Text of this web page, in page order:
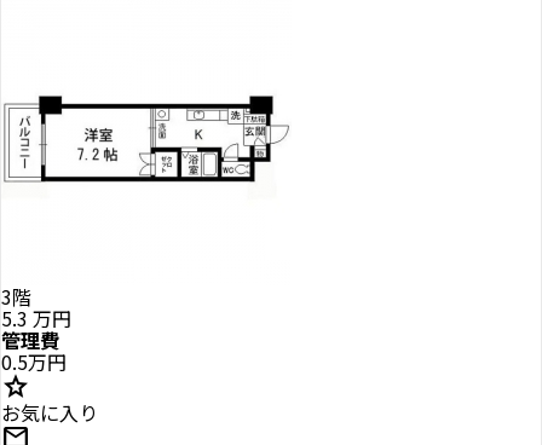
3階
5.3 万円
管理費
0.5万円
star
お気に入り
mail